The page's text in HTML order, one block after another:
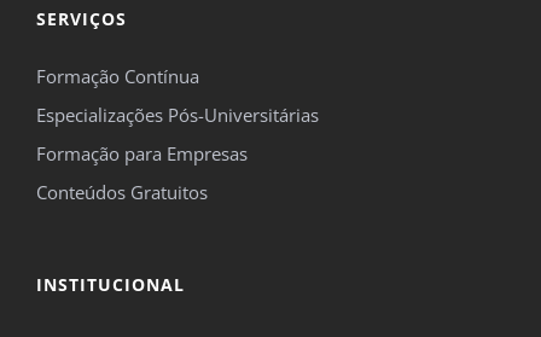
SERVIÇOS
Formação Contínua
Especializações Pós-Universitárias
Formação para Empresas
Conteúdos Gratuitos
INSTITUCIONAL
Concordo em ser contactado pela FormaçãOnline para me